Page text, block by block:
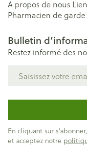
A propos de nous
Pharmacien de garde
Bulletin
Restez informé des
En cliquant sur
et acceptez notre